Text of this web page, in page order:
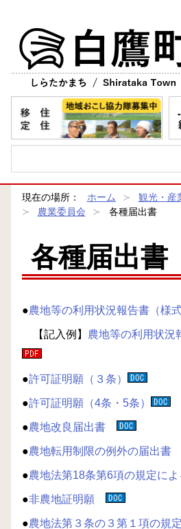
現在の場所： ホーム 観光・産
農業委員会
各種届出書
各種届出書
●農地等の利用状況報告書（様
【記入例】 農地等の利用状況
●許可証明願（３条）
●許可証明願（4条・5条）
●農地改良届出書
●農地転用制限の例外の届出書
●農地法第18条第6項の規定に
●非農地証明願
●農地法第３条の３第１項の規